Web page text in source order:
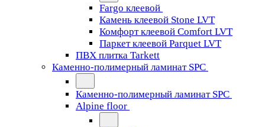
Fargo клеевой
Камень клеевой Stone LVT
Комфорт клеевой Comfort LVT
Паркет клеевой Parquet LVT
ПВХ плитка Tarkett
Каменно-полимерный ламинат SPC
Каменно-полимерный ламинат SPC
Alpine floor